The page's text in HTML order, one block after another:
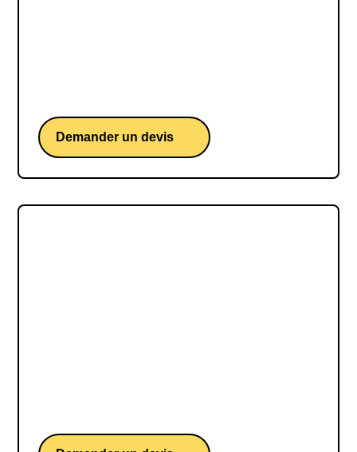
Demander un devis